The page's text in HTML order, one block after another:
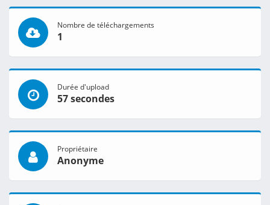
Nombre de téléchargements
1
Durée d'upload
57 secondes
Propriétaire
Anonyme